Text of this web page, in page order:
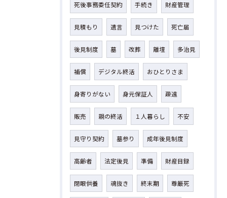
死後事務委任契約 手続き 財産管理
見積もり 遺言 見つけた 死亡届
後見制度 墓 改葬 離壇 多治見
補償 デジタル終活 おひとりさま
身寄りがない 身元保証人 疎遠
販売 親の終活 １人暮らし 不安
見守り契約 墓参り 成年後見制度
高齢者 法定後見 準備 財産目録
閉眼供養 魂抜き 終末期 尊厳死